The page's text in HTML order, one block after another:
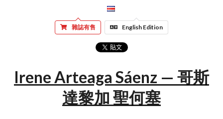
雜誌有售 English Edition
Irene Arteaga Sáenz — 哥斯
達黎加 聖何塞